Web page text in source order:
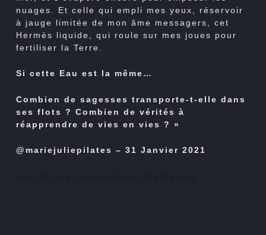
nuages. Et celle qui empli mes yeux, réservoir
à jauge limitée de mon âme messagers, cet
Hermès liquide, qui roule sur mes joues pour
fertiliser la Terre.
Si cette Eau est la même…
Combien de sagesses transporte-t-elle dans
ses flots ? Combien de vérités à
réapprendre de vies en vies ? »
@mariejuliepilates – 31 Janvier 2021